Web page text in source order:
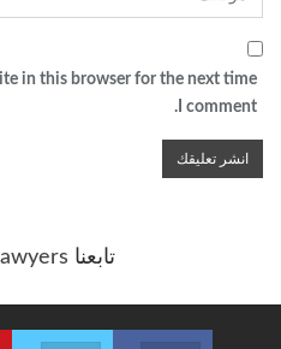
in this browser for the next time
I comment.
تابعنا